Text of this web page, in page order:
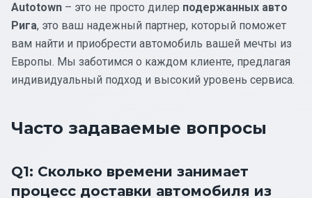
Autotown – это не просто дилер подержанных авто
Рига, это ваш надежный партнер, который поможет
вам найти и приобрести автомобиль вашей мечты из
Европы. Мы заботимся о каждом клиенте, предлагая
индивидуальный подход и высокий уровень сервиса.
Часто задаваемые вопросы
Q1: Сколько времени занимает
процесс доставки автомобиля из